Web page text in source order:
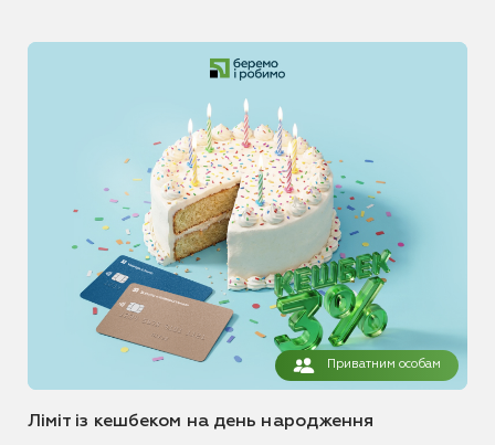
Приватним особам
Ліміт із кешбеком на день народження